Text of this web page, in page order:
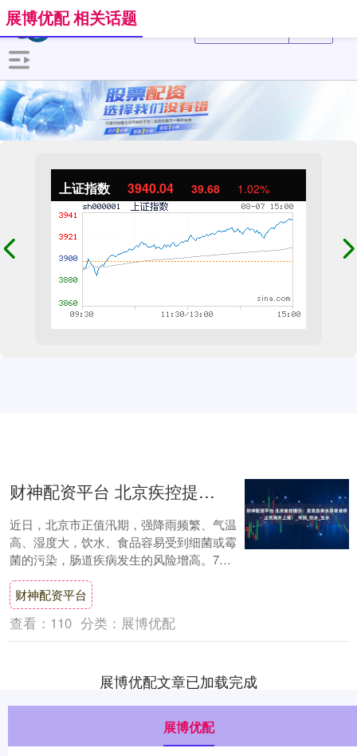
上证指数 3940.04 39.68 1.02%
展博优配 相关话题
财神配资平台 北京疾控提示：发现自来水异常请停止饮用并上报！_市民_饮水_生水
近日，北京市正值汛期，强降雨频繁、气温
高、湿度大，饮水、食品容易受到细菌或霉
菌的污染，肠道疾病发生的风险增高。7月
10日，北京市疾控中心发布汛期饮水安全健
康提示....
财神配资平台
查看： 110 分类： 展博优配
展博优配文章已加载完成
展博优配